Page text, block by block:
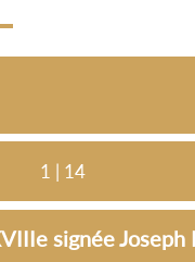
1 | 14
signée Joseph